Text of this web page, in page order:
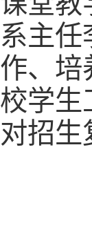
系主任
作、培
校学生
对招生